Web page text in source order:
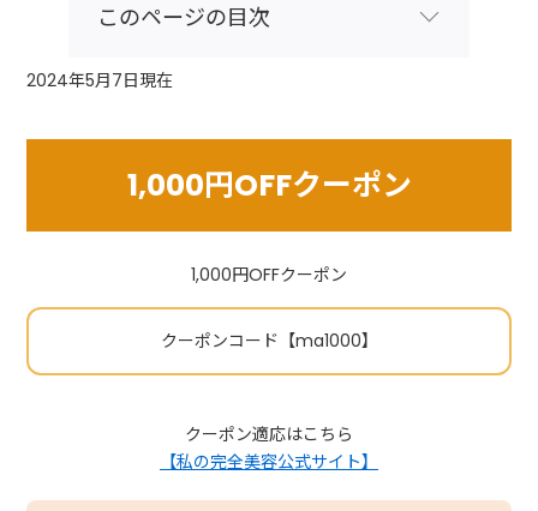
このページの目次
2024年5月7日現在
1,000円OFFクーポン
1,000円OFFクーポン
クーポンコード【ma1000】
クーポン適応はこちら
【私の完全美容公式サイト】